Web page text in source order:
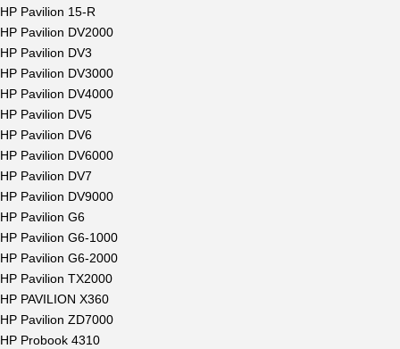
HP Pavilion 15-R
HP Pavilion DV2000
HP Pavilion DV3
HP Pavilion DV3000
HP Pavilion DV4000
HP Pavilion DV5
HP Pavilion DV6
HP Pavilion DV6000
HP Pavilion DV7
HP Pavilion DV9000
HP Pavilion G6
HP Pavilion G6-1000
HP Pavilion G6-2000
HP Pavilion TX2000
HP PAVILION X360
HP Pavilion ZD7000
HP Probook 4310